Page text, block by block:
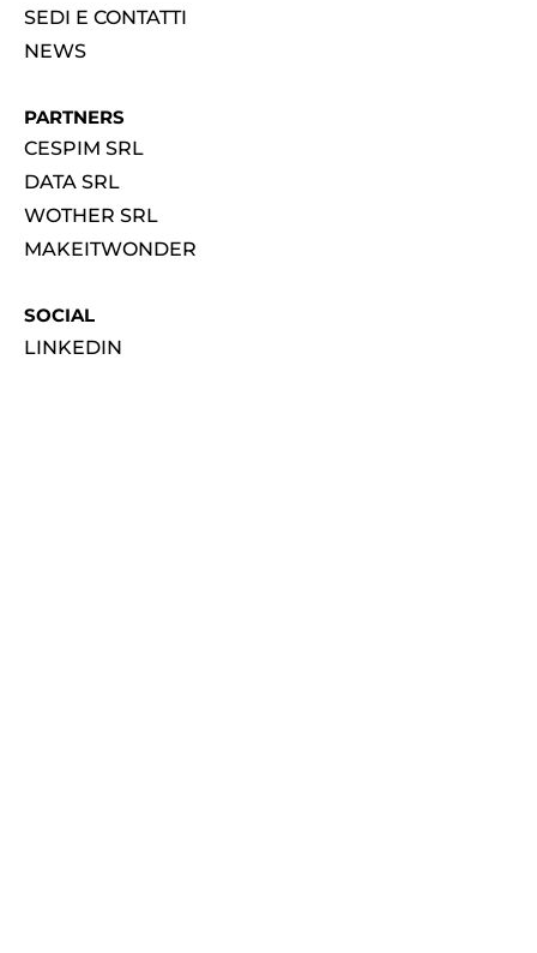
SEDI E CONTATTI
NEWS
PARTNERS
CESPIM SRL
DATA SRL
WOTHER SRL
MAKEITWONDER
SOCIAL
LINKEDIN